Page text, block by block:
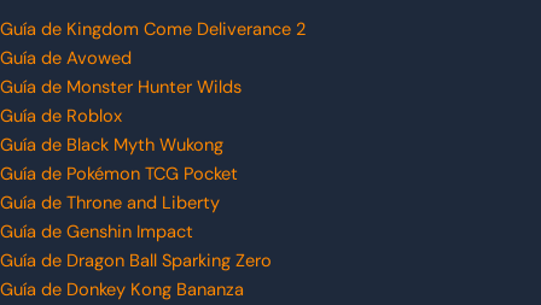
Guía de Kingdom Come Deliverance 2
Guía de Avowed
Guía de Monster Hunter Wilds
Guía de Roblox
Guía de Black Myth Wukong
Guía de Pokémon TCG Pocket
Guía de Throne and Liberty
Guía de Genshin Impact
Guía de Dragon Ball Sparking Zero
Guía de Donkey Kong Bananza